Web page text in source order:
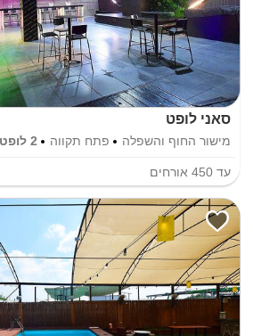
סאני לופט
מישור החוף והשפלה פתח תקווה 2 לופטים
עד 450 אורחים